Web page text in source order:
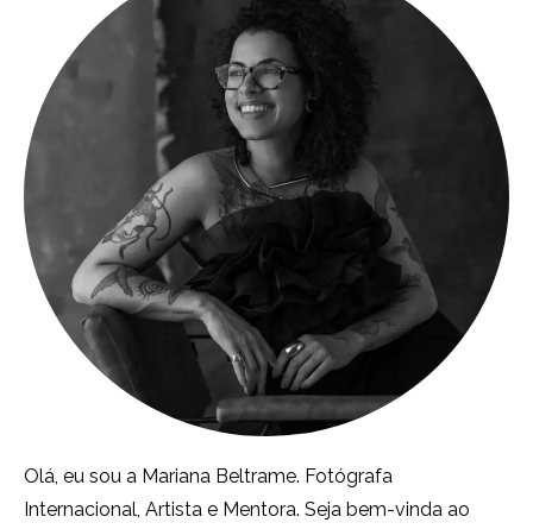
Olá, eu sou a Mariana Beltrame. Fotógrafa
Internacional, Artista e Mentora. Seja bem-vinda ao